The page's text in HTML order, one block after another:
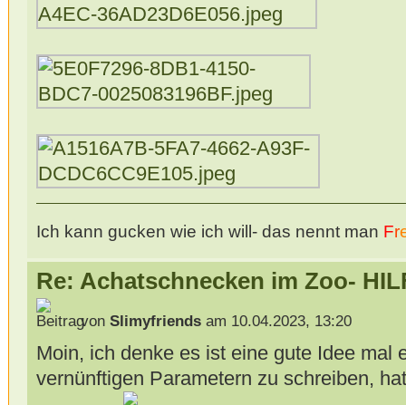
Ich kann gucken wie ich will- das nennt man Fr
Re: Achatschnecken im Zoo-
von Slimyfriendsam 10.04.2023, 13:20
Moin, ich denke es ist eine gute Idee mal
vernünftigen Parametern zu schreiben,